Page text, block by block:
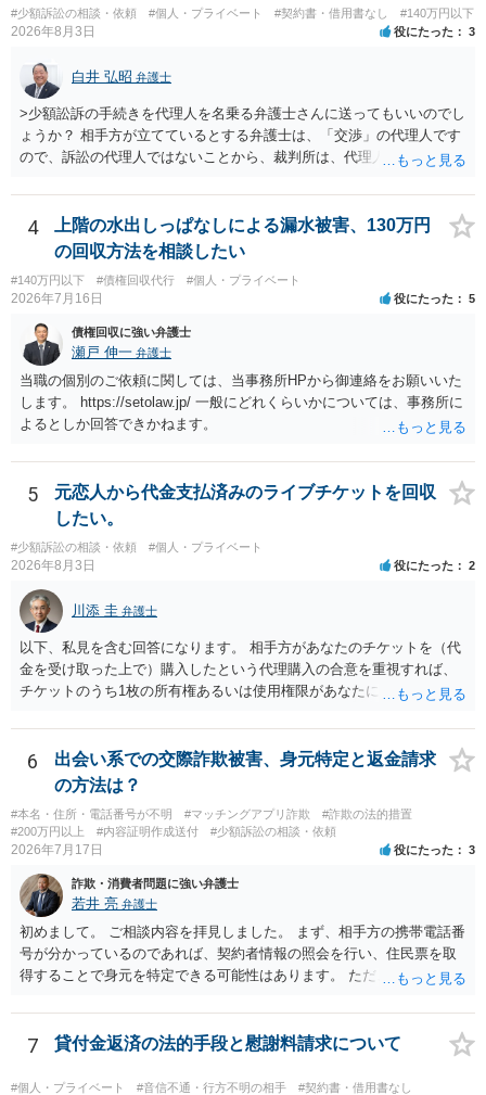
センター等で、消費者問題に強い弁護士（消費者保護委員会に所属し
ているなど）へ相談されることをお勧めします。
#少額訴訟の相談・依頼 #個人・プライベート #契約書・借用書なし #140万円以下
2026年8月3日 役にたった 3
白井 弘昭 弁護士
>少額訟訴の手続きを代理人を名乗る弁護士さんに送ってもいいのでし
ょうか？ 相手方が立てているとする弁護士は、「交渉」の代理人です
ので、訴訟の代理人ではないことから、裁判所は、代理人宛ての訴状
ている場合は、相手方（被告）の住所で訴状を作成提出し、裁判所に
代理人が就いていたことを知らせると（訴状の記載内容から明らかな
場合も）、裁判所が当該代理人弁護士に事前連絡し、引き続き訴訟も
受任するかを聞いたうえで、受任の意志が明らかになったところで、
直接被告に送達するのではなく、代理人に訴状の受領を促すこともあ
ります。 ラインのやり取りでしか証拠がないと、実際の本人性が明ら
かではありません。もちろん弁護士（２０万円の請求で代理人弁護士
に委任するかも疑わしいのですが）も住所は明らかにしないでしょ
う。 何か本人を示す事実（振込先などの情報）から、相手の住所等の
情報を割り出していくしかないように思えます。 以上、ご参考まで。
4
上階の水出しっぱなしによる漏水被害、130万円
の回収方法を相談したい
#140万円以下 #債権回収代行 #個人・プライベート
2026年7月16日 役にたった 5
債権回収に強い弁護士
瀬戸 伸一 弁護士
当職の個別のご依頼に関しては、当事務所HPから御連絡をお願いいた
します。 https://setolaw.jp/ 一般にどれくらいかについては、事務所に
よるとしか回答できかねます。
5
元恋人から代金支払済みのライブチケットを回収
したい。
#少額訴訟の相談・依頼 #個人・プライベート
2026年8月3日 役にたった 2
川添 圭 弁護士
以下、私見を含む回答になります。 相手方があなたのチケットを（代
金を受け取った上で）購入したという代理購入の合意を重視すれば、
チケットのうち1枚の所有権あるいは使用権限があなたにあり、チケッ
す。 一方、このチケット購入には「相手方と一緒に行く」という合意
も付随していたことを無視することができません。こちらを重視すれ
ば、交際を終了させたことにより「一緒に行く」という結果の実現に
重大な障害が発生しており、当然にチケットを引き渡すべきといえる
かは微妙であり、むしろ返金すべきとするのが当事者の合理的意思に
合致するのではないか、という判断に傾くことになると思います。 例
隣り合わせになることは避けたいという心理が働くことも無理からぬ
ところです。一方、チケットがエリア指定のアリーナ席であれば隣り
合わせにならずに済むかもしれませんし、そのチケットが入手困難で
あったり特別席であったりすれば、判断は変わってくるかもしれませ
ん。当該チケットがチケット転売防止法に規定する特定興行入場券に
外に選択肢がない場合もあるでしょう。 このように、本件の紛争は、
法的には「当事者の合理的意思」がどこにあるのかを追求した解決が
必要になると思われます。なかなか難しい問題なので、弁護士によっ
ても回答は異なるかもしれません。
6
出会い系での交際詐欺被害、身元特定と返金請求
の方法は？
#本名・住所・電話番号が不明 #マッチングアプリ詐欺
#詐欺の法的措置
#200万円以上
#内容証明作成送付 #少額訴訟の相談・依頼
2026年7月17日 役にたった 3
詐欺・消費者問題に強い弁護士
若井 亮 弁護士
初めまして。 ご相談内容を拝見しました。 まず、相手方の携帯電話番
号が分かっているのであれば、契約者情報の照会を行い、住民票を取
得することで身元を特定できる可能性はあります。 ただ、他人名義の
ろです。 LINEについても、詐欺の事案であれば照会できる可能性はあ
りますが、携帯電話の番号を経由する方法より難しくなります。 身元
を特定した後は、返金の理屈があるかどうかを確認していきます。 基
本的に贈与に該当する場合には返金請求ができません。 詐欺を含め、
7 貸付金返済の法的手段と慰謝料請求について
#個人・プライベート #音信不通・行方不明の相手
#契約書・借用書なし